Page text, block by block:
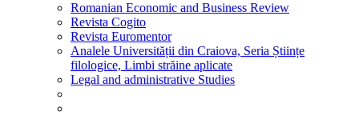
Romanian Economic and Business Review
Revista Cogito
Revista Euromentor
Analele Universității din Craiova, Seria Științe
filologice, Limbi străine aplicate
Legal and administrative Studies